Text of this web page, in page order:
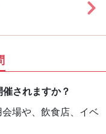
されますか？
場や、飲食店、イベ